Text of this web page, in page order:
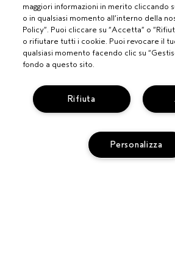
maggiori informazioni in merito cliccando
o in qualsiasi momento all’interno della
Policy”. Puoi cliccare su “Accetta” o
o rifiutare tutti i cookie. Puoi revocare il
qualsiasi momento facendo clic su
fondo a questo sito.
Rifiuta
Personalizza